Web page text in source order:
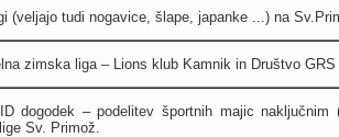
(veljajo tudi nogavice, šlape, japanke ...) na
zimska liga – Lions klub Kamnik in Društvo
dogodek – podelitev športnih majic naključnim
Sv. Primož.